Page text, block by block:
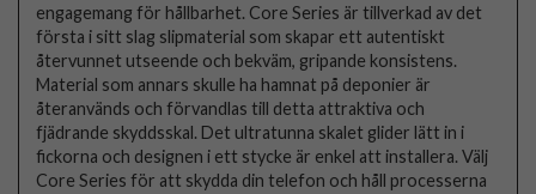
engagemang för hållbarhet. Core Series är tillverkad av det
första i sitt slag slipmaterial som skapar ett autentiskt
återvunnet utseende och bekväm, gripande konsistens.
Material som annars skulle ha hamnat på deponier är
återanvänds och förvandlas till detta attraktiva och
fjädrande skyddsskal. Det ultratunna skalet glider lätt in i
fickorna och designen i ett stycke är enkel att installera. Välj
Core Series för att skydda din telefon och håll processerna